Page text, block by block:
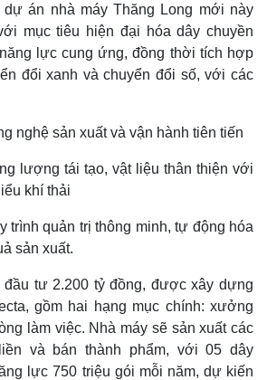
Infographic
dự án nhà máy Thăng Long mới này
mục tiêu hiện đại hóa dây chuyền
lực cung ứng, đồng thời tích hợp
đổi xanh và chuyển đổi số, với các
sản xuất và vận hành tiên tiến
tái tạo, vật liệu thân thiện với
khí thải
quản trị thông minh, tự động hóa
sản xuất.
tư 2.200 tỷ đồng, được xây dựng
gồm hai hạng mục chính: xưởng
làm việc. Nhà máy sẽ sản xuất các
và bán thành phẩm, với 05 dây
lực 750 triệu gói mỗi năm, dự kiến